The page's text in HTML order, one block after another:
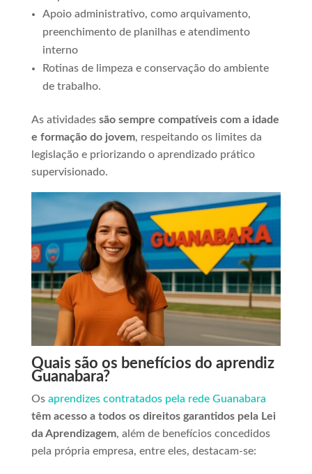
Apoio administrativo, como arquivamento,
preenchimento de planilhas e atendimento
interno
Rotinas de limpeza e conservação do ambiente
de trabalho.
As atividades são sempre compatíveis com a idade
e formação do jovem, respeitando os limites da
legislação e priorizando o aprendizado prático
supervisionado.
Quais são os benefícios do aprendiz
Guanabara?
Os aprendizes contratados pela rede Guanabara
têm acesso a todos os direitos garantidos pela Lei
da Aprendizagem, além de benefícios concedidos
pela própria empresa, entre eles, destacam-se: